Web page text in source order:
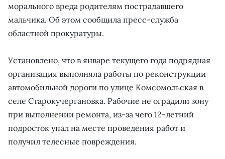
морального вреда родителям пострадавшего
мальчика. Об этом сообщила пресс-служба
областной прокуратуры.
Установлено, что в январе текущего года подрядная
организация выполняла работы по реконструкции
автомобильной дороги по улице Комсомольская в
селе Старокучергановка. Рабочие не оградили зону
при выполнении ремонта, из-за чего 12-летний
подросток упал на месте проведения работ и
получил телесные повреждения.